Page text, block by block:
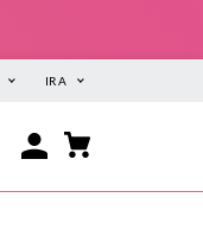
IR A